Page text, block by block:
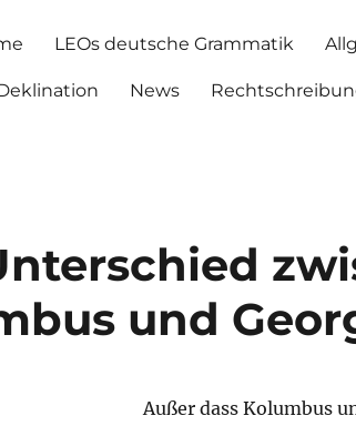
LEOs deutsche Grammatik
News
und
Außer dass Kolumbus